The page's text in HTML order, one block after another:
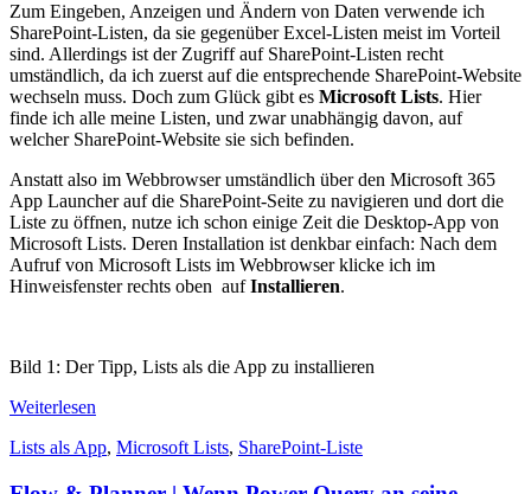
Zum Eingeben, Anzeigen und Ändern von Daten verwende ich
SharePoint-Listen, da sie gegenüber Excel-Listen meist im Vorteil
sind. Allerdings ist der Zugriff auf SharePoint-Listen recht
umständlich, da ich zuerst auf die entsprechende SharePoint-Website
wechseln muss. Doch zum Glück gibt es Microsoft Lists. Hier
finde ich alle meine Listen, und zwar unabhängig davon, auf
welcher SharePoint-Website sie sich befinden.
Anstatt also im Webbrowser umständlich über den Microsoft 365
App Launcher auf die SharePoint-Seite zu navigieren und dort die
Liste zu öffnen, nutze ich schon einige Zeit die Desktop-App von
Microsoft Lists. Deren Installation ist denkbar einfach: Nach dem
Aufruf von Microsoft Lists im Webbrowser klicke ich im
Hinweisfenster rechts oben aufInstallieren.
Bild 1: Der Tipp, Lists als die App zu installieren
Weiterlesen
Lists als App, Microsoft Lists, SharePoint-Liste